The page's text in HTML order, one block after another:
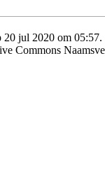
20 jul 2020 om 05:57.
Commons